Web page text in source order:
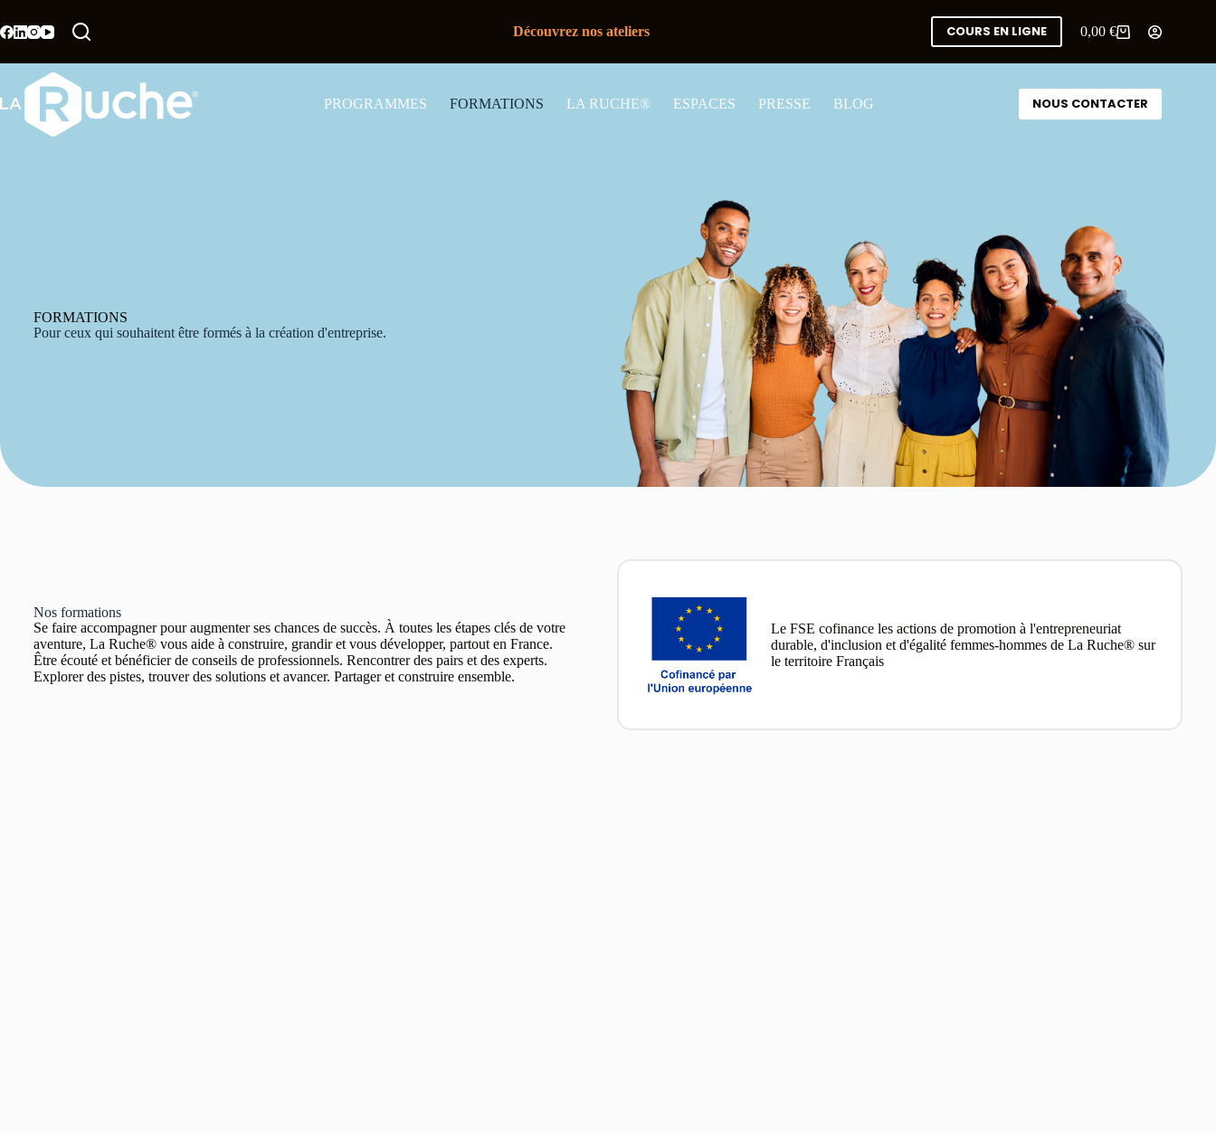
Découvrez nos ateliers COURS EN LIGNE 0,00 €
PROGRAMMES FORMATIONS LA RUCHE® ESPACES PRESSE BLOG NOUS CONTACTER
FORMATIONS
Pour ceux qui souhaitent être formés à la création d'entreprise.
Nos formations
Se faire accompagner pour augmenter ses chances de succès. À toutes les étapes clés de votre
aventure, La Ruche® vous aide à construire, grandir et vous développer, partout en France.
Être écouté et bénéficier de conseils de professionnels. Rencontrer des pairs et des experts.
Explorer des pistes, trouver des solutions et avancer. Partager et construire ensemble.
Le FSE cofinance les actions de promotion à l'entrepreneuriat
durable, d'inclusion et d'égalité femmes-hommes de La Ruche® sur
le territoire Français